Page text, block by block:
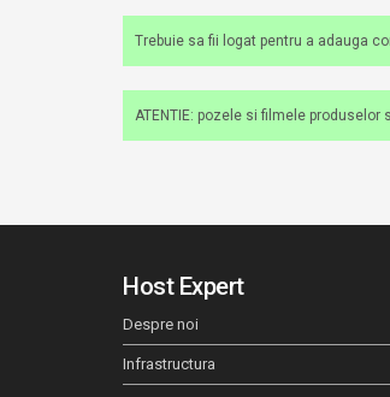
Trebuie sa fii logat pentru a adauga
ATENTIE: pozele si filmele
Host Expert
Despre noi
Infrastructura